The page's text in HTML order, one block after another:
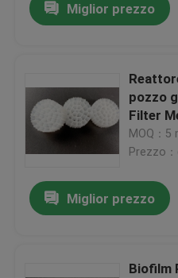
Miglior prezzo
pozzo
Filter
MOQ：5
Prezzo
Miglior prezzo
Biofilm